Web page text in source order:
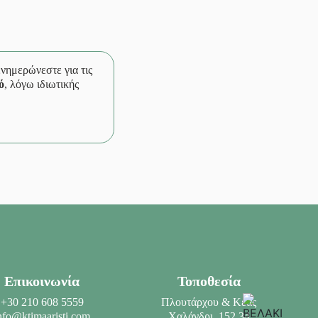
για τις
, λόγω ιδιωτικής
Επικοινωνία
+30 210 608 5559
Τοποθεσία
Πλουτάρχου & Κέας